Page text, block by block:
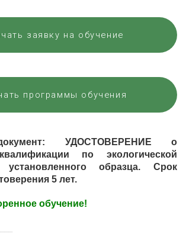
заявку на обучение
программы обучения
УДОСТОВЕРЕНИЕ о
по экологической
установленного образца. Срок
5 лет.
обучение!